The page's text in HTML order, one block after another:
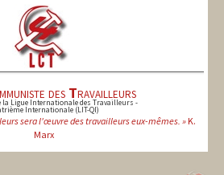
des Travailleurs
la Ligue Internationale des Travailleurs -
Internationale (LIT-QI)
sera l'œuvre des travailleurs eux-mêmes. »K.
Marx